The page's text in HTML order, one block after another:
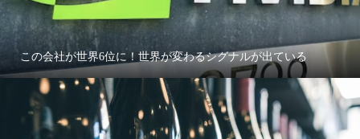
この会社が世界6位に！世界が変わるシグナルが出ている